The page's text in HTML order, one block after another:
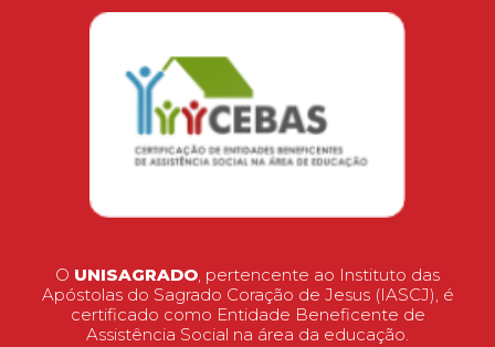
O UNISAGRADO, pertencente ao Instituto das
Apóstolas do Sagrado Coração de Jesus (IASCJ), é
certificado como Entidade Beneficente de
Assistência Social na área da educação.